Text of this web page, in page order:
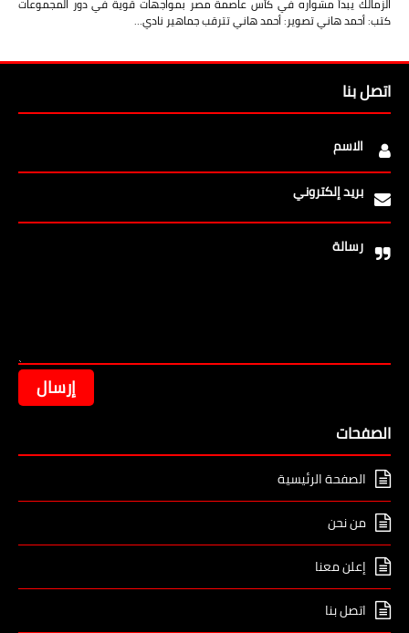
الزمالك يبدأ مشواره في كأس عاصمة مصر بمواجهات قوية في دور المجموعات
كتب: أحمد هاني تصوير: أحمد هاني تترقب جماهير نادي…
اتصل بنا
الاسم
بريد إلكتروني
رسالة
الصفحات
الصفحة الرئيسية
من نحن
إعلن معنا
اتصل بنا